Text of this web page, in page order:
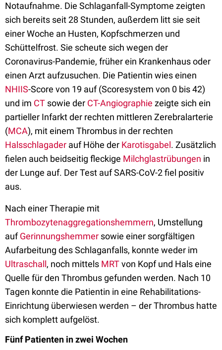
Notaufnahme. Die Schlaganfall-Symptome zeigten
sich bereits seit 28 Stunden, außerdem litt sie seit
einer Woche an Husten, Kopfschmerzen und
Schüttelfrost. Sie scheute sich wegen der
Coronavirus-Pandemie, früher ein Krankenhaus oder
einen Arzt aufzusuchen. Die Patientin wies einen
NHIIS-Score von 19 auf (Scoresystem von 0 bis 42)
und im CT sowie der CT-Angiographie zeigte sich ein
partieller Infarkt der rechten mittleren Zerebralarterie
(MCA), mit einem Thrombus in der rechten
Halsschlagader auf Höhe der Karotisgabel. Zusätzlich
fielen auch beidseitig fleckige Milchglastrübungen in
der Lunge auf. Der Test auf SARS-CoV-2 fiel positiv
aus.
Nach einer Therapie mit
Thrombozytenaggregationshemmern, Umstellung
aufGerinnungshemmer sowie einer sorgfältigen
Aufarbeitung des Schlaganfalls, konnte weder im
Ultraschall, noch mittels MRTvon Kopf und Hals eine
Quelle für den Thrombus gefunden werden. Nach 10
Tagen konnte die Patientin in eine Rehabilitations-
Einrichtung überwiesen werden – der Thrombus hatte
sich komplett aufgelöst.
Fünf Patienten in zwei Wochen